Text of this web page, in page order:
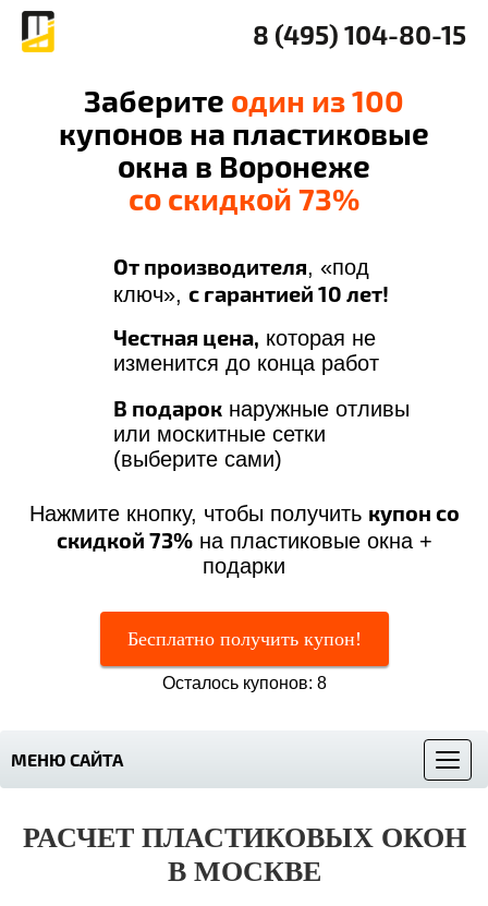
8 (495) 104-80-15
Заберите один из 100
купонов на пластиковые
окна в Воронеже
со скидкой 73%
От производителя, «под
ключ», с гарантией 10 лет!
Честная цена, которая не
изменится до конца работ
В подарок наружные отливы
или москитные сетки
(выберите сами)
Нажмите кнопку, чтобы получить купон со
скидкой 73%на пластиковые окна +
подарки
Бесплатно получить купон!
Осталось купонов: 8
Меню
МЕНЮ САЙТА
РАСЧЕТ ПЛАСТИКОВЫХ ОКОН
В МОСКВЕ